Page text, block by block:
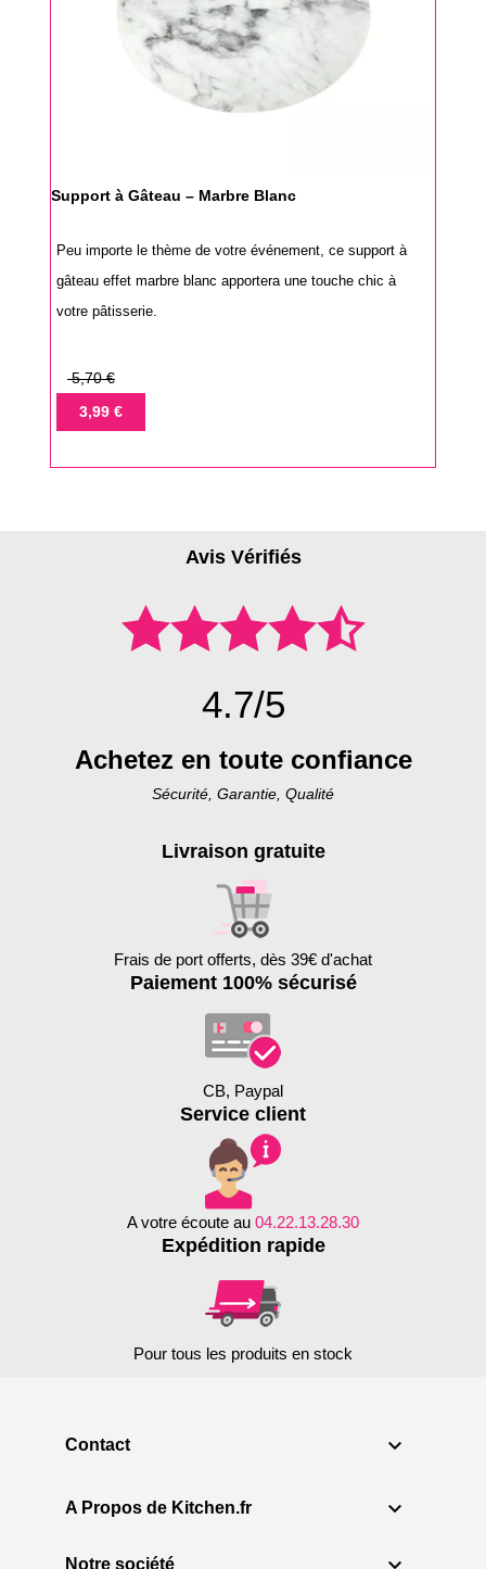
Support à Gâteau – Marbre Blanc
Peu importe le thème de votre événement, ce support à
gâteau effet marbre blanc apportera une touche chic à
votre pâtisserie.
Prix
base
5,70 €
Prix3,99 €
Avis Vérifiés
4.7/5
Achetez en toute confiance
Sécurité, Garantie, Qualité
Livraison gratuite
Frais de port offerts, dès 39€ d'achat
Paiement 100% sécurisé
CB, Paypal
Service client
A votre écoute au 04.22.13.28.30
Expédition rapide
Pour tous les produits en stock
Contact 
A Propos de Kitchen.fr 
Notre société